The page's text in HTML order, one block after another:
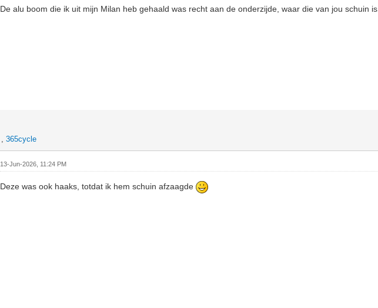
De alu boom die ik uit mijn Milan heb gehaald was recht aan de onderzijde, waar die van jou schuin is.
,365cycle
13-Jun-2026, 11:24 PM
Deze was ook haaks, totdat ik hem schuin afzaagde